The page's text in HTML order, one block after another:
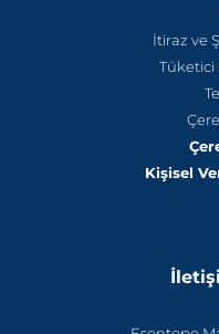
İtiraz ve
Tüketici
Kişisel